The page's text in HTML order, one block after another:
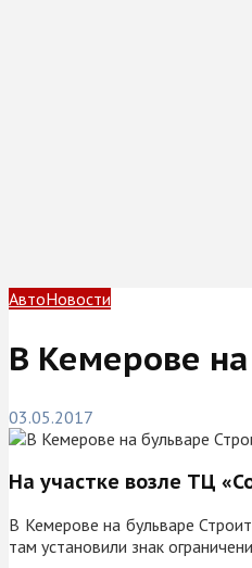
АвтоНовости
В Кемерове
03.05.2017
На участке возле ТЦ
В Кемерове на бульваре
там установили знак